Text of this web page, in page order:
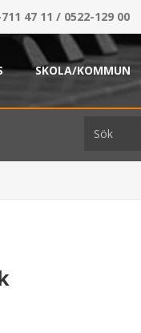
47 11 / 0522-129 00
SKOLA/KOMMUN